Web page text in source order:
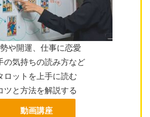
や開運、仕事に恋愛
の気持ちの読み方など
ロットを上手に読む
ツと方法を解説する
動画講座